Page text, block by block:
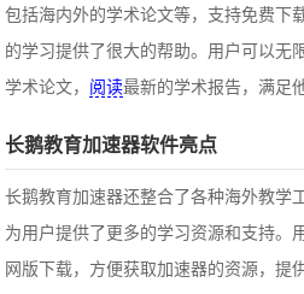
包括海内外的学术论文等，支持免费下
的学习提供了很大的帮助。用户可以无
学术论文， 阅读最新的学术报告，满足
长鹅教育加速器软件亮点
长鹅教育加速器还整合了各种海外教学
为用户提供了更多的学习资源和支持。
网版下载，方便获取加速器的资源，提